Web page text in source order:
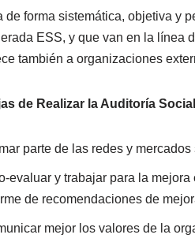
de forma sistemática, objetiva y
ESS, y que van en la línea
también a organizaciones
de Realizar la Auditoría
parte de las redes y
evaluar y trabajar para la
de recomendaciones de
mejor los valores de la